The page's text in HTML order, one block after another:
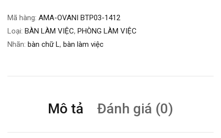
Mã hàng: AMA-OVANI BTP03-1412
Loại: BÀN LÀM VIỆC, PHÒNG LÀM VIỆC
Nhãn: bàn chữ L, bàn làm việc
Mô tả Đánh giá (0)